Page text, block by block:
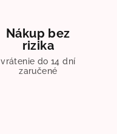
Nákup bez
rizika
vrátenie do 14 dní
zaručené